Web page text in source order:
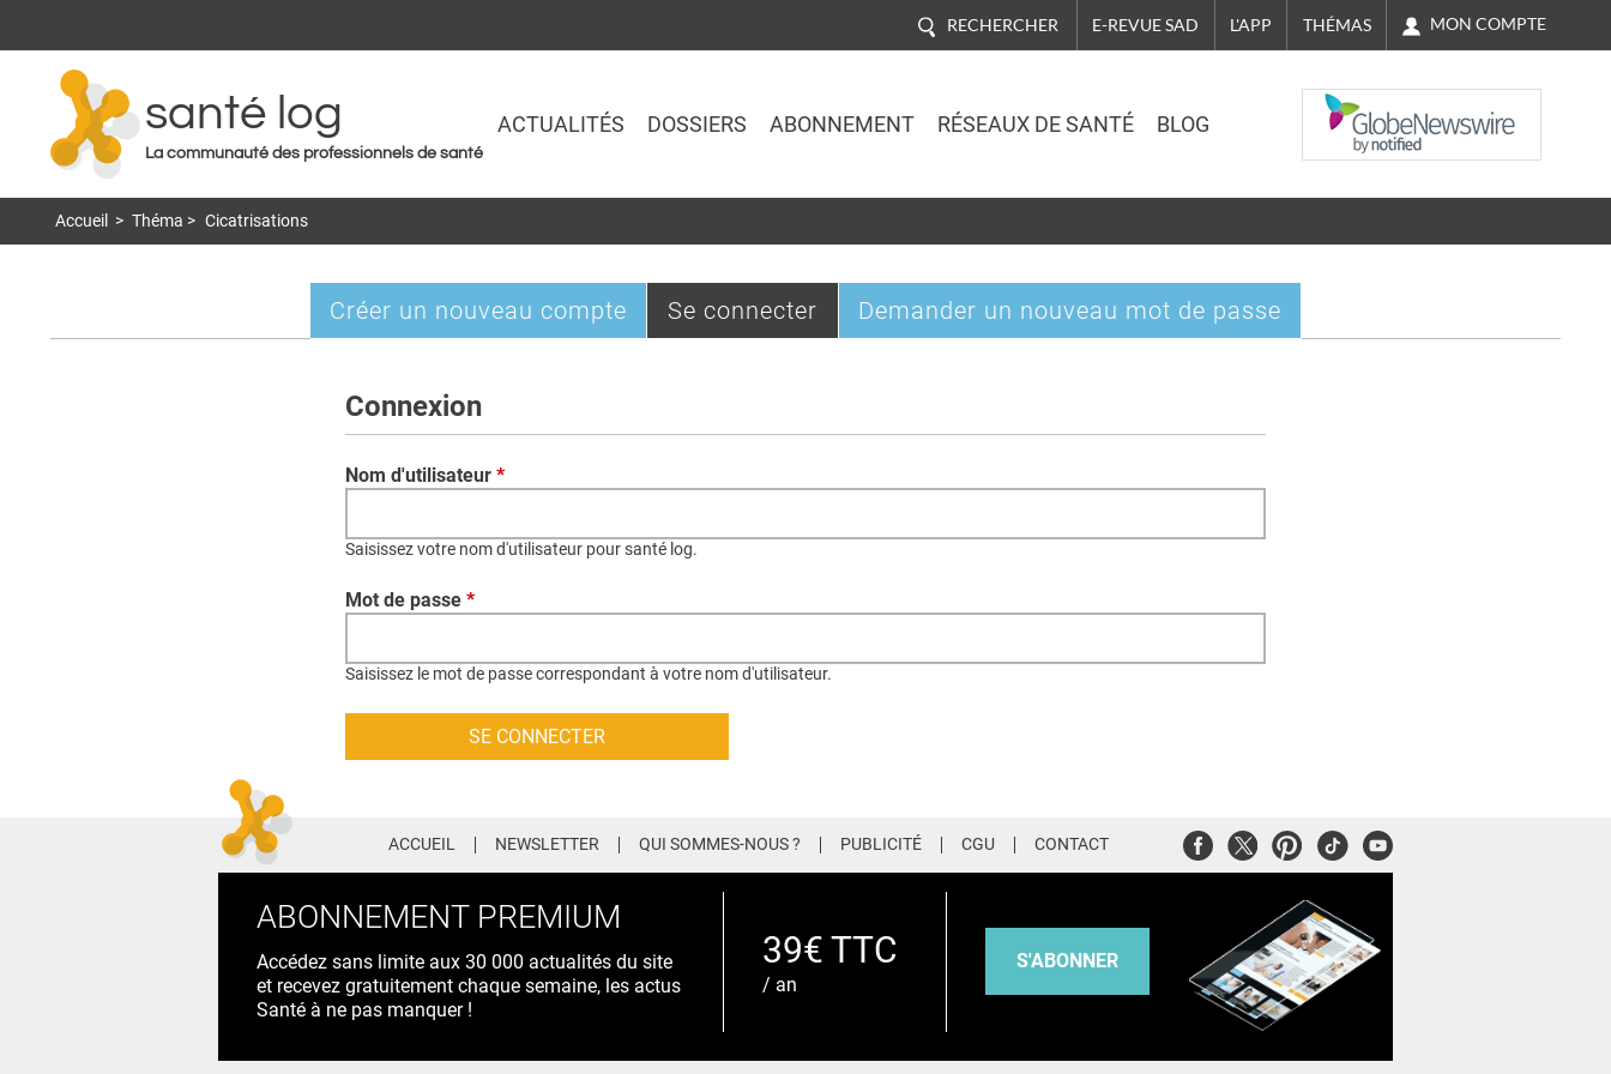
RECHERCHER E-REVUE SAD L'APP THÉMAS MON COMPTE
santé log
La communauté des professionnels de santé
ACTUALITÉS DOSSIERS ABONNEMENT RÉSEAUX DE SANTÉ BLOG
NASDAQ
Accueil > Théma > Cicatrisations
Onglets
Créer un nouveau compte Se connecter (onglet
actif)
Demander un nouveau mot de passe
Connexion
Nom d'utilisateur *
Saisissez votre nom d'utilisateur pour santé log.
Mot de passe *
Saisissez le mot de passe correspondant à votre nom d'utilisateur.
ACCUEIL NEWSLETTER QUI SOMMES-NOUS ? PUBLICITÉ CGU CONTACT FacebookTwitterPinterest
TiktokYoutube
ABONNEMENT PREMIUM
Accédez sans limite aux 30 000 actualités du site
et recevez gratuitement chaque semaine, les actus
Santé à ne pas manquer !
39€ TTC
/ an
S'ABONNER